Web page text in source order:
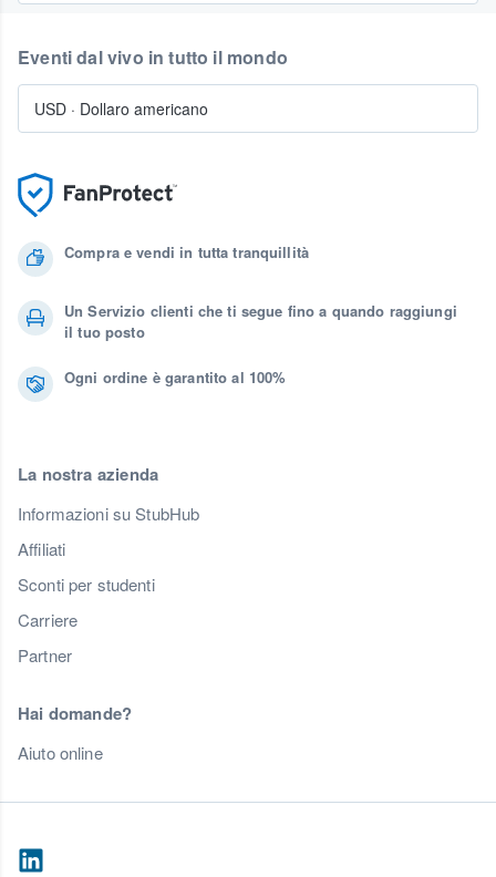
Compra e vendi in tutta tranquillità
Un Servizio clienti che ti segue fino a quando raggiungi
il tuo posto
Ogni ordine è garantito al 100%
La nostra azienda
Informazioni su StubHub
Affiliati
Sconti per studenti
Carriere
Partner
Hai domande?
Aiuto online
Eventi dal vivo in tutto il mondo
USD · Dollaro americano